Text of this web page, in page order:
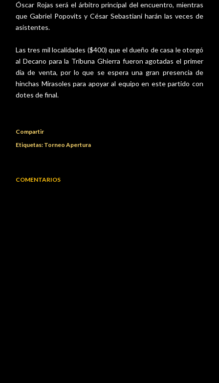
Óscar Rojas será el árbitro principal del encuentro, mientras
que Gabriel Popovits y César Sebastiani harán las veces de
asistentes.
Las tres mil localidades ($400) que el dueño de casa le otorgó
al Decano para la Tribuna Ghierra fueron agotadas el primer
día de venta, por lo que se espera una gran presencia de
hinchas Mirasoles para apoyar al equipo en este partido con
dotes de final.
Compartir
Etiquetas: Torneo Apertura
COMENTARIOS